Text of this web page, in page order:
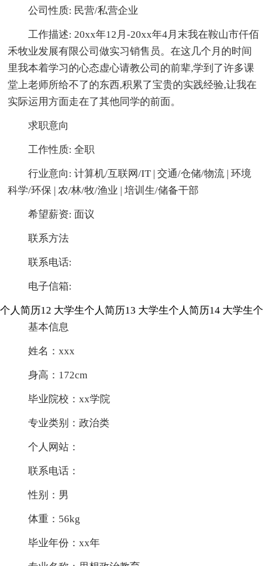
公司性质: 民营/私营企业
工作描述: 20xx年12月-20xx年4月末我在鞍山市仟佰
禾牧业发展有限公司做实习销售员。在这几个月的时间
里我本着学习的心态虚心请教公司的前辈,学到了许多课
堂上老师所给不了的东西,积累了宝贵的实践经验,让我在
实际运用方面走在了其他同学的前面。
求职意向
工作性质: 全职
行业意向: 计算机/互联网/IT | 交通/仓储/物流 | 环境
科学/环保 | 农/林/牧/渔业 | 培训生/储备干部
希望薪资: 面议
联系方法
联系电话:
电子信箱:
个人简历12
基本信息
姓名：xxx
身高：172cm
毕业院校：xx学院
专业类别：政治类
个人网站：
联系电话：
性别：男
体重：56kg
毕业年份：xx年
大学生个人简历13 大学生个人简历14 大学生个